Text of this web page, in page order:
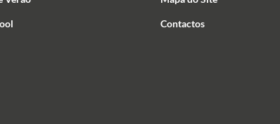
Contactos